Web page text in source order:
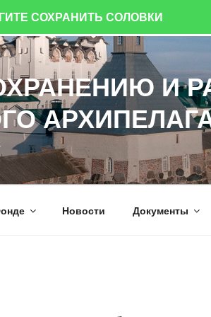
И
Новости Документы
СОХРАНИТЬ СОЛОВКИ